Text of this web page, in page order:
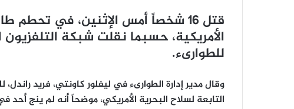
قتل 16 شخصاً أمس الإثنين، في
الأمريكية، حسبما نقلت شبكة
للطوارىء.
وقال مدير إدارة الطوارىء في ليفلور كاونتي، فريد
التابعة لسلاح البحرية الأمريكي، موضحاً أنه لم ينج أحد